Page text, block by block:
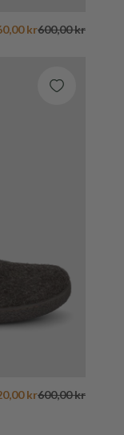
kr600,00 kr
kr600,00 kr